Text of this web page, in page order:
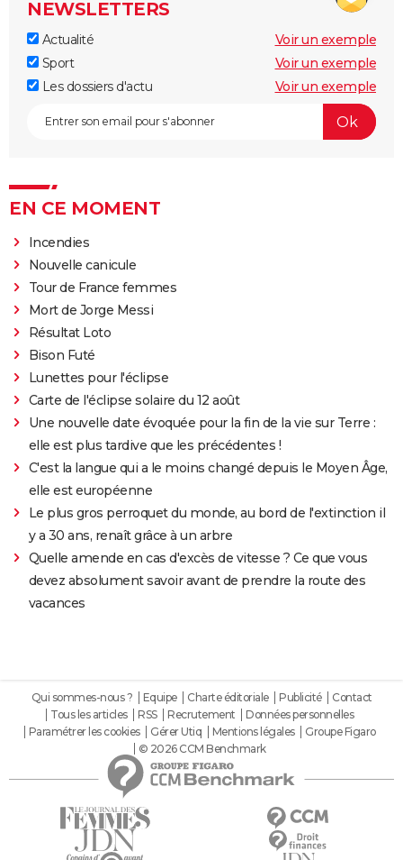
NEWSLETTERS
Actualité
Voir un exemple
Sport
Voir un exemple
Les dossiers d'actu
Voir un exemple
EN CE MOMENT
Incendies
Nouvelle canicule
Tour de France femmes
Mort de Jorge Messi
Résultat Loto
Bison Futé
Lunettes pour l'éclipse
Carte de l'éclipse solaire du 12 août
Une nouvelle date évoquée pour la fin de la vie sur Terre :
elle est plus tardive que les précédentes !
C'est la langue qui a le moins changé depuis le Moyen Âge,
elle est européenne
Le plus gros perroquet du monde, au bord de l'extinction il
y a 30 ans, renaît grâce à un arbre
Quelle amende en cas d'excès de vitesse ? Ce que vous
devez absolument savoir avant de prendre la route des
vacances
Qui sommes-nous ? Equipe Charte éditoriale Publicité
Contact
Tous les articles
RSS Recrutement
Données personnelles
Paramétrer les cookies
Gérer Utiq Mentions légales
Groupe Figaro
© 2026 CCM Benchmark